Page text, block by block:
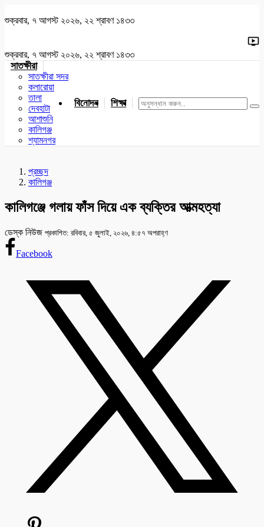
শুক্রবার, ৭ আগস্ট ২০২৬, ২২ শ্রাবণ ১৪৩৩
শুক্রবার, ৭ আগস্ট ২০২৬, ২২ শ্রাবণ ১৪৩৩
সাতক্ষীরা
সাতক্ষীরা সদর
কলারোয়া
তালা
দেবহাটা
আশাশুনি
কালিগঞ্জ
শ্যামনগর
বিনোদন শিক্ষা খেলাধুলা জাতীয় যশোর
প্রচ্ছদ
কালিগঞ্জ
কালিগঞ্জে গলায় ফাঁস দিয়ে এক ব্যক্তির আত্মহত্যা
ডেস্ক নিউজ প্রকাশিত: রবিবার, ৫ জুলাই, ২০২৬, ৪:৫৭ অপরাহ্ণ
Facebook